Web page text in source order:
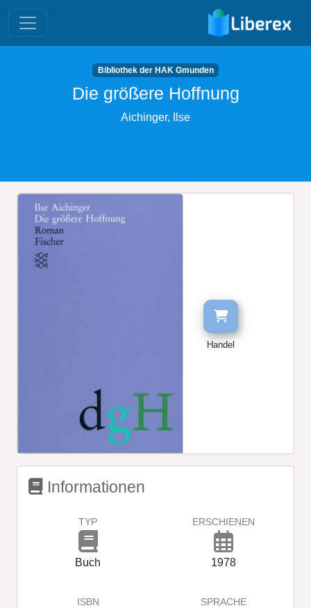
Bibliothek der HAK Gmunden
Die größere Hoffnung
Aichinger, Ilse
Handel
Informationen
TYP
Buch
ERSCHIENEN
1978
ISBN SPRACHE